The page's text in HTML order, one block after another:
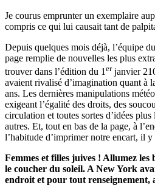
Je courus emprunter un exemplaire
compris ce qui lui causait tant de
Depuis quelques mois déjà, l’équipe
page remplie de nouvelles les plus
trouver dans l’édition du 1 erjanvier
avaient rivalisé d’imagination quant à
ans. Les dernières manipulations
exigeant l’égalité des droits, des
circulation et toutes sortes d’idées
autres. Et, tout en bas de la page, à
l’habitude d’imprimer notre encart, il y
Femmes et filles juives ! Allumez
le coucher du soleil. A New York
endroit et pour tout renseignement,